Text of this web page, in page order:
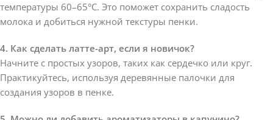
температуры 60–65°C. Это поможет сохранить сладость
молока и добиться нужной текстуры пенки.
4. Как сделать латте-арт, если я новичок?
Начните с простых узоров, таких как сердечко или круг.
Практикуйтесь, используя деревянные палочки для
создания узоров в пенке.